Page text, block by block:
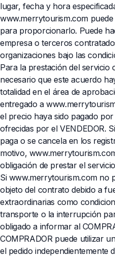
lugar, fecha y hora
www.merrytourism.com
para proporcionarlo. Puede
empresa o terceros
organizaciones bajo las
Para la prestación del servicio
necesario que este acuerdo
totalidad en el área de
entregado a
el precio haya sido pagado
ofrecidas por el VENDEDOR.
paga o se cancela en los
motivo,
obligación de prestar el
Si www.merrytourism.com no
objeto del contrato debido a
extraordinarias como
transporte o la interrupción
obligado a informar al
COMPRADOR puede utilizar
el pedido independientemente